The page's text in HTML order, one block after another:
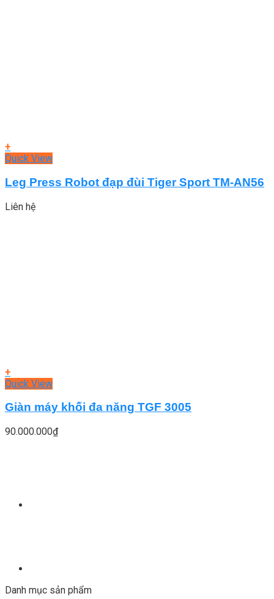
+
Quick View
Leg Press Robot đạp đùi Tiger Sport TM-AN56
Liên hệ
+
Quick View
Giàn máy khối đa năng TGF 3005
90.000.000₫
Danh mục sản phẩm